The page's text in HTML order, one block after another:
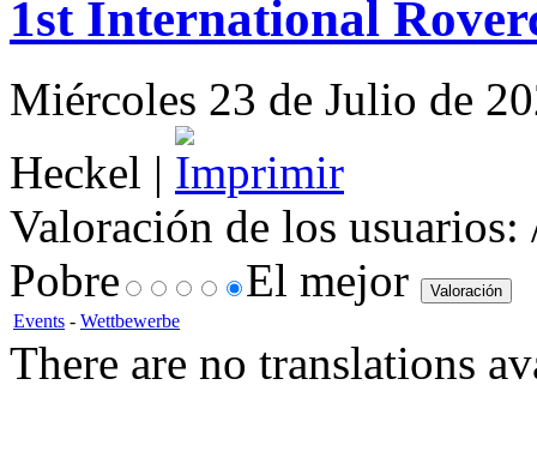
1st International
Miércoles 23 de Julio de
Heckel |
Valoración de los usuarios:
Pobre
El mejor
Events - Wettbewerbe
There are no translations